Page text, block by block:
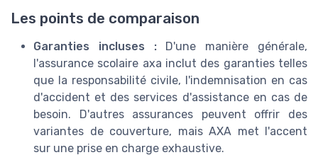
Les points de comparaison
Garanties incluses : D'une manière générale,
l'assurance scolaire axa inclut des garanties telles
que la responsabilité civile, l'indemnisation en cas
d'accident et des services d'assistance en cas de
besoin. D'autres assurances peuvent offrir des
variantes de couverture, mais AXA met l'accent
sur une prise en charge exhaustive.